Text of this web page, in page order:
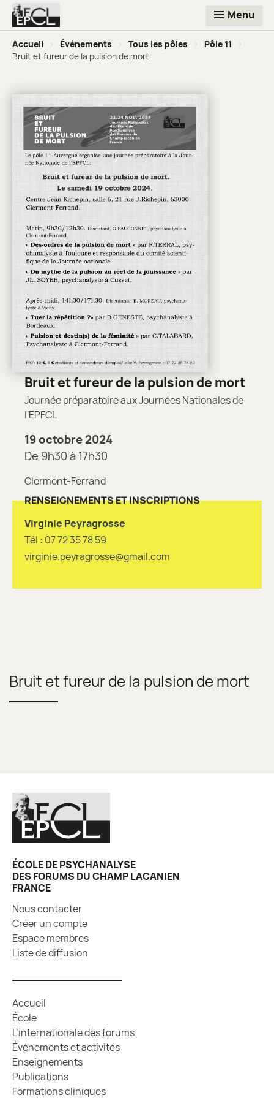
Menu
Accueil > Événements > Tous les pôles > Pôle 11
>
Bruit et fureur de la pulsion de mort
Bruit et fureur de la pulsion de mort
Journée préparatoire aux Journées Nationales de
l'EPFCL
19 octobre 2024
De 9h30 à 17h30
Clermont-Ferrand
RENSEIGNEMENTS ET INSCRIPTIONS
Virginie Peyragrosse
Tél : 07 72 35 78 59
virginie.peyragrosse@gmail.com
Bruit et fureur de la pulsion de mort
ÉCOLE DE PSYCHANALYSE
DES FORUMS DU CHAMP LACANIEN
FRANCE
Nous contacter
Créer un compte
Espace membres
Liste de diffusion
Accueil
École
L’internationale des forums
Événements et activités
Enseignements
Publications
Formations cliniques